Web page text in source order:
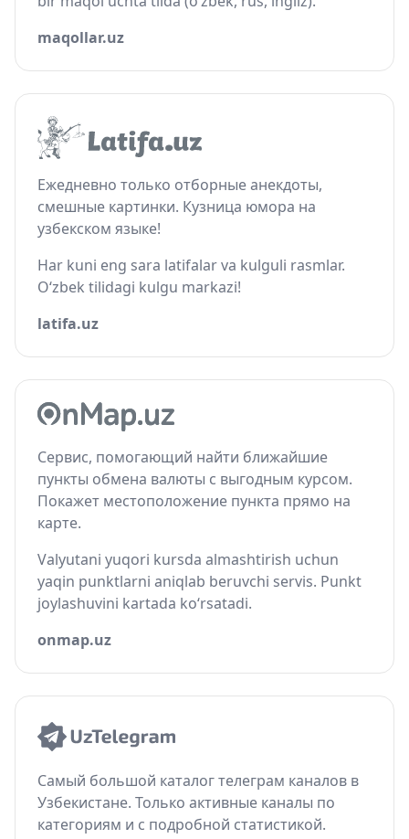
maqollar.uz
Ежедневно только отборные анекдоты,
смешные картинки. Кузница юмора на
узбекском языке!
Har kuni eng sara latifalar va kulguli rasmlar.
O‘zbek tilidagi kulgu markazi!
latifa.uz
Сервис, помогающий найти ближайшие
пункты обмена валюты с выгодным курсом.
Покажет местоположение пункта прямо на
карте.
Valyutani yuqori kursda almashtirish uchun
yaqin punktlarni aniqlab beruvchi servis. Punkt
joylashuvini kartada ko‘rsatadi.
onmap.uz
Самый большой каталог телеграм каналов в
Узбекистане. Только активные каналы по
категориям и с подробной статистикой.